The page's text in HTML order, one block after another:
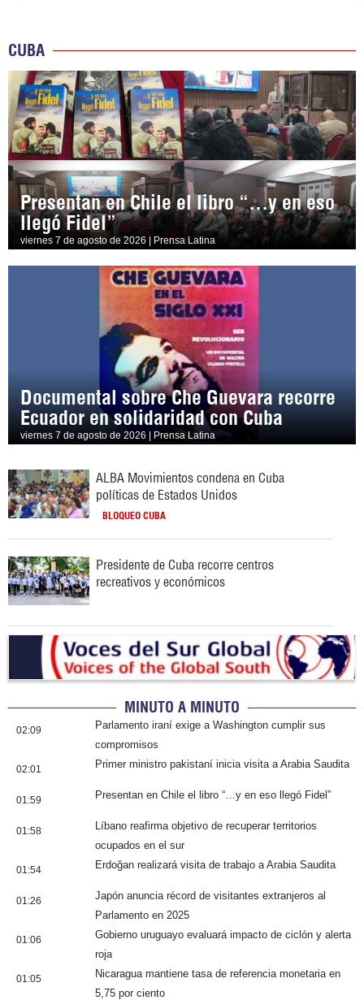
CUBA
Presentan en Chile el libro “…y en eso
llegó Fidel”
viernes 7 de agosto de 2026 | Prensa Latina
Documental sobre Che Guevara recorre
Ecuador en solidaridad con Cuba
viernes 7 de agosto de 2026 | Prensa Latina
ALBA Movimientos condena en Cuba
políticas de Estados Unidos
BLOQUEO CUBA
Presidente de Cuba recorre centros
recreativos y económicos
MINUTO A MINUTO
02:09
Parlamento iraní exige a Washington cumplir sus
compromisos
02:01 Primer ministro pakistaní inicia visita a Arabia Saudita
01:59 Presentan en Chile el libro “…y en eso llegó Fidel”
01:58
Líbano reafirma objetivo de recuperar territorios
ocupados en el sur
01:54 Erdoğan realizará visita de trabajo a Arabia Saudita
01:26
Japón anuncia récord de visitantes extranjeros al
Parlamento en 2025
01:06
Gobierno uruguayo evaluará impacto de ciclón y alerta
roja
01:05
Nicaragua mantiene tasa de referencia monetaria en
5,75 por ciento